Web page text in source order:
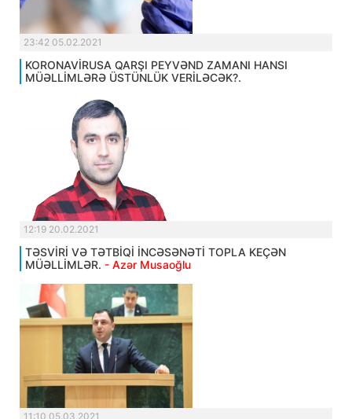
23:42 05.02.2021
KORONAVİRUSA QARŞI PEYVƏND ZAMANI HANSI
MÜƏLLİMLƏRƏ ÜSTÜNLÜK VERİLƏCƏK?.
12:19 20.02.2021
TƏSVİRİ VƏ TƏTBİQİ İNCƏSƏNƏTİ TOPLA KEÇƏN
MÜƏLLİMLƏR. - Azər Musaoğlu
11:10 05.03.2021